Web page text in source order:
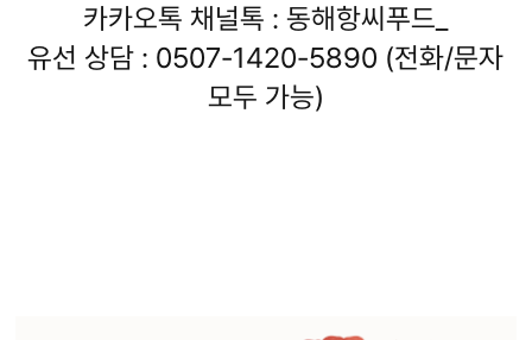
카카오톡 채널톡 : 동해항씨푸드_
유선 상담 : 0507-1420-5890 (전화/문자
모두 가능)